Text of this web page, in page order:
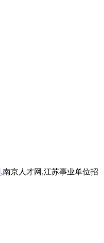
,南京人才网,江苏事业单位招